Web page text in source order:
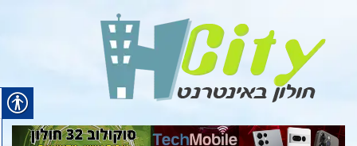
content
Hcity – חולון באינטרנט
פורטל החדשות והמידע של חולון